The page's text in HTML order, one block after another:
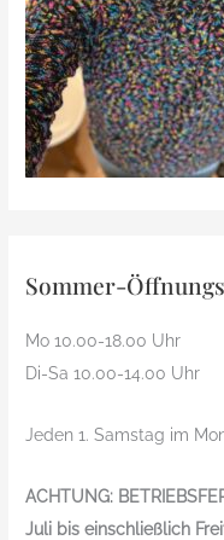
Sommer-
Mo 10.00-18.00 Uhr
Di-Sa 10.00-14.00 Uhr
Jeden 1. Samstag im
ACHTUNG:
Juli bis einschließlich